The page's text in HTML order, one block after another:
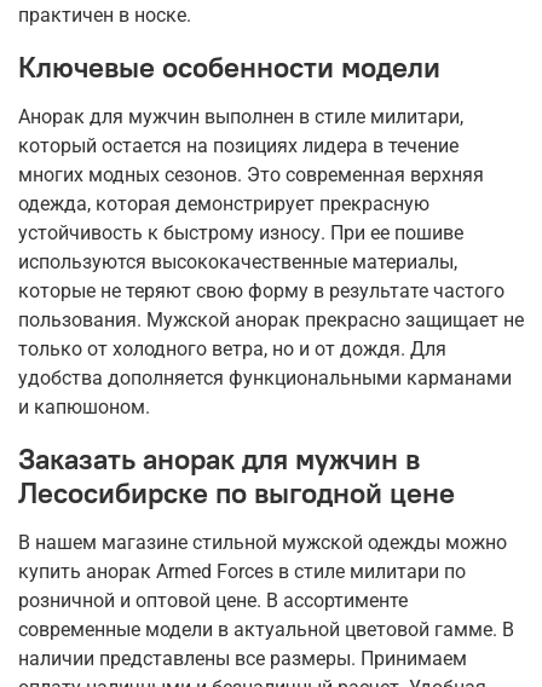
практичен в носке.
Ключевые особенности модели
Анорак для мужчин выполнен в стиле милитари,
который остается на позициях лидера в течение
многих модных сезонов. Это современная верхняя
одежда, которая демонстрирует прекрасную
устойчивость к быстрому износу. При ее пошиве
используются высококачественные материалы,
которые не теряют свою форму в результате частого
пользования. Мужской анорак прекрасно защищает не
только от холодного ветра, но и от дождя. Для
удобства дополняется функциональными карманами
и капюшоном.
Заказать анорак для мужчин в
Лесосибирске по выгодной цене
В нашем магазине стильной мужской одежды можно
купить анорак Armed Forces в стиле милитари по
розничной и оптовой цене. В ассортименте
современные модели в актуальной цветовой гамме. В
наличии представлены все размеры. Принимаем